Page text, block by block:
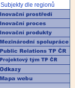
Subjekty dle regionů